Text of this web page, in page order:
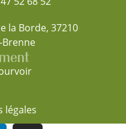
la Borde, 37210
légales